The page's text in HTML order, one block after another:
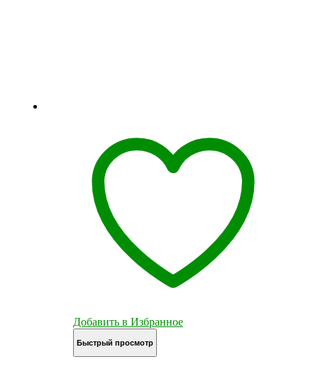
Добавить в Избранное
Быстрый просмотр